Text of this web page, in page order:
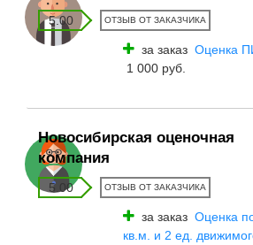
5.00 ОТЗЫВ ОТ ЗАКАЗЧИКА
за заказ Оценка
1 000 руб.
Новосибирская оценочная
компания
5.00 ОТЗЫВ ОТ ЗАКАЗЧИКА
за заказ Оценка
кв.м. и 2 ед.